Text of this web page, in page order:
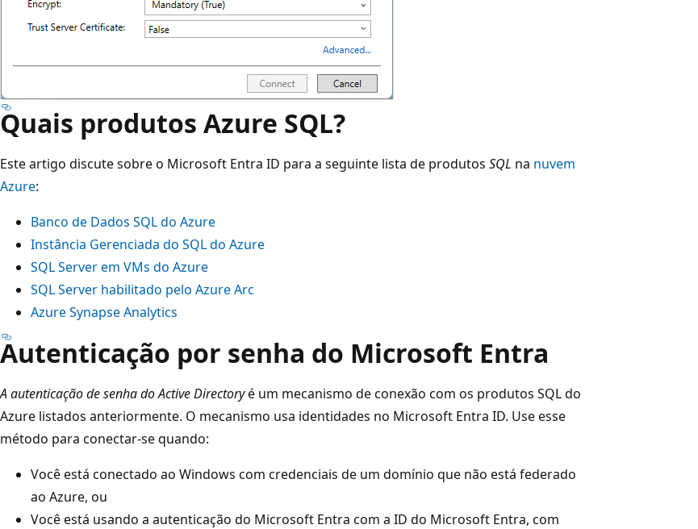
Quais produtos Azure SQL?
Este artigo discute sobre o Microsoft Entra ID para a seguinte lista de produtos SQL na nuvem
Azure:
Banco de Dados SQL do Azure
Instância Gerenciada do SQL do Azure
SQL Server em VMs do Azure
SQL Server habilitado pelo Azure Arc
Azure Synapse Analytics
Autenticação por senha do Microsoft Entra
A autenticação de senha do Active Directoryé um mecanismo de conexão com os produtos SQL do
Azure listados anteriormente. O mecanismo usa identidades no Microsoft Entra ID. Use esse
método para conectar-se quando:
Você está conectado ao Windows com credenciais de um domínio que não está federado
ao Azure, ou
Você está usando a autenticação do Microsoft Entra com a ID do Microsoft Entra, com